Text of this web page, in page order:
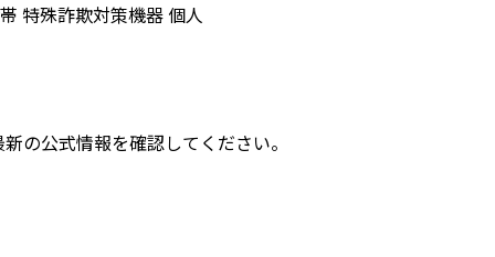
特殊詐欺対策機器 個人
の公式情報を確認してください。